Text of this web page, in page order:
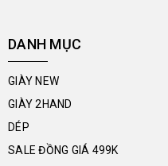
DANH MỤC
GIÀY NEW
GIÀY 2HAND
DÉP
SALE ĐỒNG GIÁ 499K